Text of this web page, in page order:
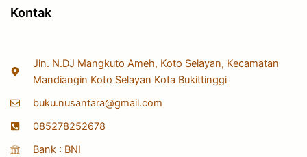
Kontak
Jln. N.DJ Mangkuto Ameh, Koto Selayan, Kecamatan
Mandiangin Koto Selayan Kota Bukittinggi
buku.nusantara@gmail.com
085278252678
Bank : BNI